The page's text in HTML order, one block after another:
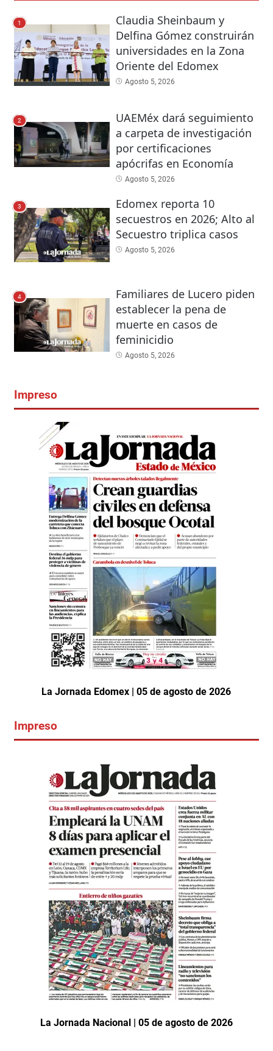
1
Claudia Sheinbaum y
Delfina Gómez construirán
universidades en la Zona
Oriente del Edomex
Agosto 5, 2026
2
UAEMéx dará seguimiento
a carpeta de investigación
por certificaciones
apócrifas en Economía
Agosto 5, 2026
3
Edomex reporta 10
secuestros en 2026; Alto al
Secuestro triplica casos
Agosto 5, 2026
4
Familiares de Lucero piden
establecer la pena de
muerte en casos de
feminicidio
Agosto 5, 2026
Impreso
La Jornada Edomex | 05 de agosto de 2026
Impreso
La Jornada Nacional | 05 de agosto de 2026